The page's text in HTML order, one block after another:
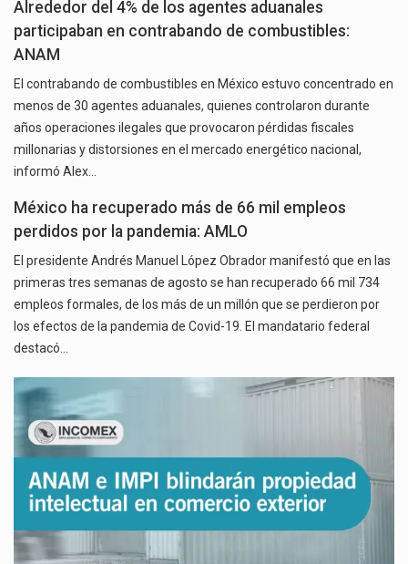
Alrededor del 4% de los agentes aduanales
participaban en contrabando de combustibles:
ANAM
El contrabando de combustibles en México estuvo concentrado en
menos de 30 agentes aduanales, quienes controlaron durante
años operaciones ilegales que provocaron pérdidas fiscales
millonarias y distorsiones en el mercado energético nacional,
informó Alex…
México ha recuperado más de 66 mil empleos
perdidos por la pandemia: AMLO
El presidente Andrés Manuel López Obrador manifestó que en las
primeras tres semanas de agosto se han recuperado 66 mil 734
empleos formales, de los más de un millón que se perdieron por
los efectos de la pandemia de Covid-19. El mandatario federal
destacó…